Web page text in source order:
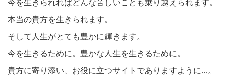
今を生きられればどんな苦しいことも乗り越えられます。
本当の貴方を生きられます。
そして人生がとても豊かに輝きます。
今を生きるために。豊かな人生を生きるために。
貴方に寄り添い、お役に立つサイトでありますように…。